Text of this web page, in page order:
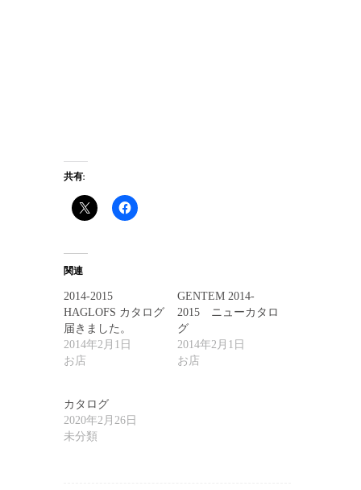
共有:
関連
2014-2015
HAGLOFS カタログ
届きました。
2014年2月1日
お店
GENTEM 2014-
2015 ニューカタロ
グ
2014年2月1日
お店
カタログ
2020年2月26日
未分類